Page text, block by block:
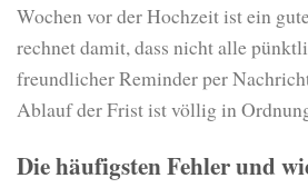
Wochen vor der Hochzeit ist ein
rechnet damit, dass nicht alle
freundlicher Reminder per
Ablauf der Frist ist völlig in
Die häufigsten Fehler und